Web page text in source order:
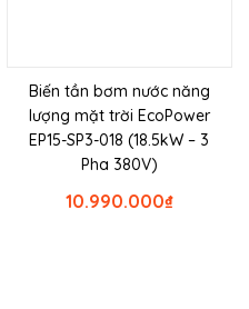
Biến tần bơm nước năng
lượng mặt trời EcoPower
EP15-SP3-018 (18.5kW – 3
Pha 380V)
₫
10.990.000